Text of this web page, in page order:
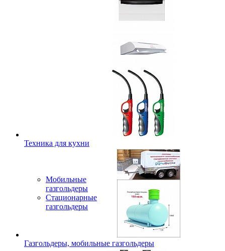
Техника для кухни
Мобильные
газгольдеры
Стационарные
газгольдеры
Газгольдеры, мобильные газгольдеры